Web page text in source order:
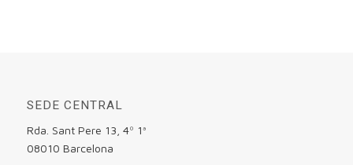
SEDE CENTRAL
Rda. Sant Pere 13, 4º 1ª
08010 Barcelona